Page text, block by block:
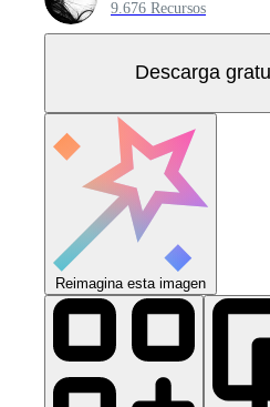
9.676 Recursos
Descarga
Reimagina esta imagen